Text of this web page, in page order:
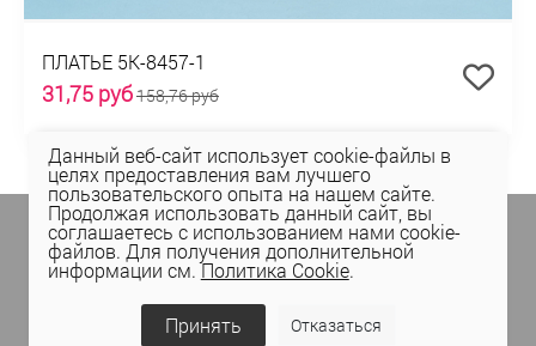
ПЛАТЬЕ 5К-8457-1
31,75 руб158,76 руб
Подпишитесь на спецпредложенияв личном
кабинете Elema(email, viber) или
присоединяйтесь к нам в социальных сетях.
Данный веб-сайт использует cookie-файлы в
целях предоставления вам лучшего
пользовательского опыта на нашем сайте.
Продолжая использовать данный сайт, вы
соглашаетесь с использованием нами cookie-
файлов. Для получения дополнительной
информации см.Политика Cookie.
Принять Отказаться